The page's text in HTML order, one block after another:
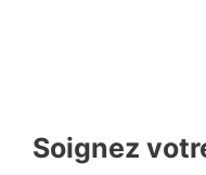
Soignez